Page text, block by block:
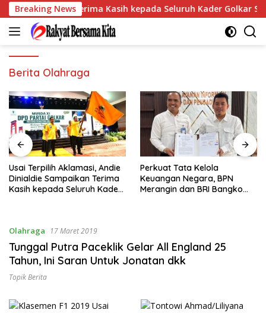
Langsung
ke
konten
Breaking News
Sampaikan Terima Kasih kepada Seluruh Kader Golkar
Berita Olahraga
Usai Terpilih Aklamasi, Andie
Dinialdie Sampaikan Terima
Kasih kepada Seluruh Kader
Perkuat Tata Kelola
Keuangan Negara, BPN
Merangin dan BRI Bangko
Olahraga 17 Maret 2019
Tunggal Putra Paceklik Gelar All England 25
Tahun, Ini Saran Untuk Jonatan dkk
Topik Berita